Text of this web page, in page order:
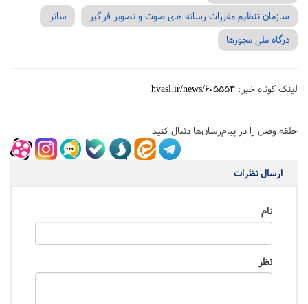
سازمان تنظیم مقررات رسانه های صوت و تصویر فراگیر
ساترا
درگاه ملی مجوزها
لینک کوتاه خبر: hvasl.ir/news/605553
حلقه وصل را در پیام‌رسان‌ها دنبال کنید
ارسال نظرات
نام
نظر